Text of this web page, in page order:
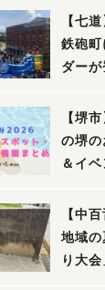
【七
鉄砲町
ダー
「赤
Water
開催
【堺
の堺の
＆イ
【中
地域
り大